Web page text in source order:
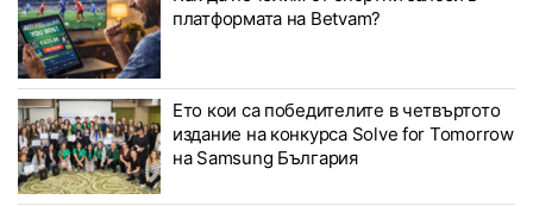
платформата на Betvam?
Ето кои са победителите в четвъртото
издание на конкурса Solve for Tomorrow
на Samsung България